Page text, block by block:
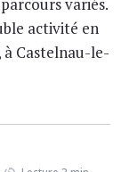
activité en
Castelnau-le-